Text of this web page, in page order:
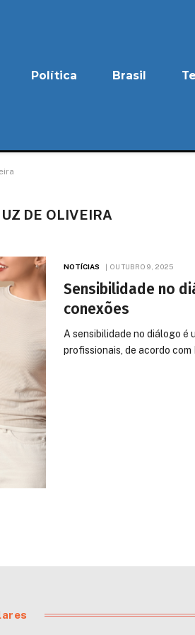
Política Brasil
DE OLIVEIRA
NOTÍCIAS OUTUBRO 9, 2025
Sensibilidade no
conexões
A sensibilidade no diálogo é
profissionais, de acordo